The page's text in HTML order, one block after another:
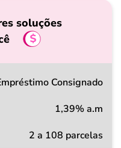
soluções
Consignado
1,39% a.m
2 a 108 parcelas